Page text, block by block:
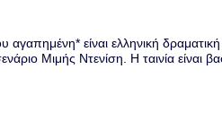
είναι ελληνική δραματική
Μιμής Ντενίση. Η ταινία είναι